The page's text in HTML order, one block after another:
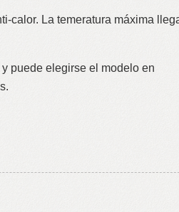
calor. La temeratura máxima
puede elegirse el modelo en